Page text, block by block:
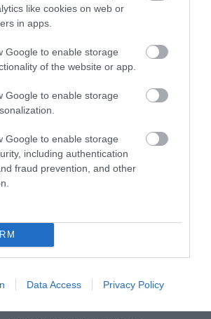
like cookies on web or
in apps.
Google to enable storage
of the website or app.
Google to enable storage
Google to enable storage
including authentication
fraud prevention, and other
Data Access Privacy Policy
TÖBB MINT EGY HÓNAP IS LEHET, MIRE
TELJESEN ÚJRAINDUL A P...
TANULJ NÉMETÜL OTTHONRÓL: A